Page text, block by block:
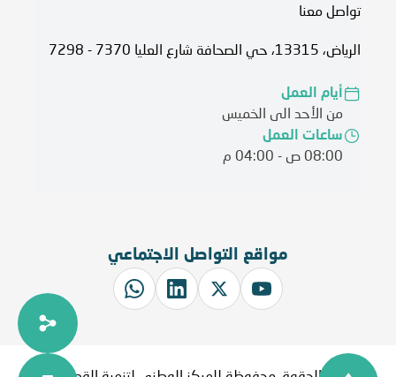
تواصل معنا
الرياض، 13315، حي الصحافة شارع العليا 7370 - 7298
أيام العمل
من الأحد الى الخميس
ساعات العمل
08:00 ص - 04:00 م
مواقع التواصل الاجتماعي